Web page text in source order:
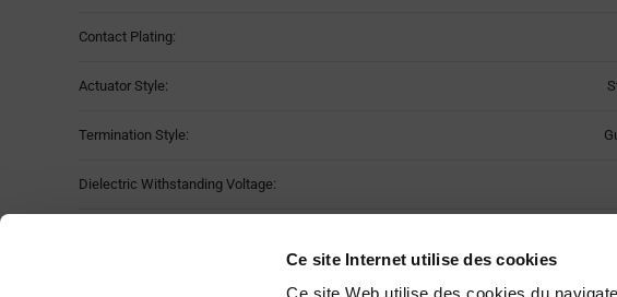
Ce site Internet utilise des cookies
Contact Plating:
Actuator Style:
Termination Style:
Dielectric Withstanding Voltage: